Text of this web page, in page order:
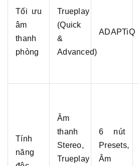
Tối ưu
âm
thanh
phòng
Trueplay
(Quick
&
Advanced)
ADAPTiQ
Tính
năng
Âm
thanh
Stereo,
Trueplay
6 nút
Presets,
Âm